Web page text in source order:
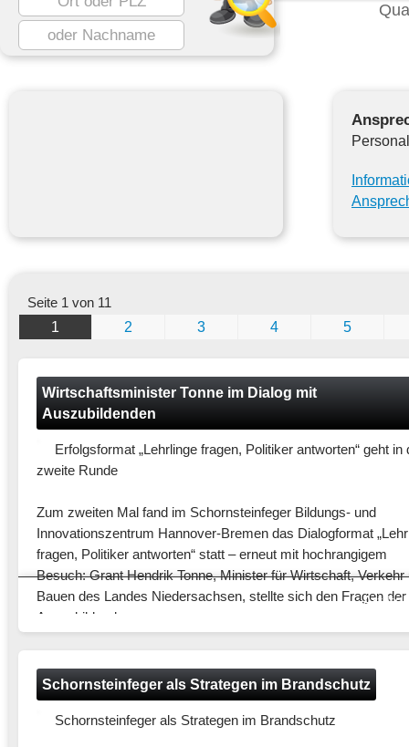
Seite 1 von 11
1 2 3 4 5
LIV Niedersachsen
Wirtschaftsminister Tonne im Dialog mit
Auszubildenden
Erfolgsformat „Lehrlinge fragen, Politiker antworten“ geht in
zweite Runde
Zum zweiten Mal fand im Schornsteinfeger Bildungs- und
Innovationszentrum Hannover-Bremen das Dialogformat
fragen, Politiker antworten“ statt – erneut mit hochrangigem
Besuch: Grant Hendrik Tonne, Minister für Wirtschaft, Verkehr
Bauen des Landes Niedersachsen, stellte sich den Fragen der
Auszubildenden.
verfolgt ein klares Ziel: Auszubildende aktiv an politische
heranzuführen, den direkten Dialog zu fördern und das
für demokratische Mitwirkung zu stärken. Junge Menschen
Schornsteinfeger als Strategen im Brandschutz
Schornsteinfeger als Strategen im Brandschutz